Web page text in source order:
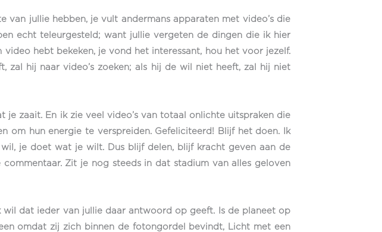
jullie hebben, je vult andermans apparaten met video’s die
echt teleurgesteld; want jullie vergeten de dingen die ik hier
hebt bekeken, je vond het interessant, hou het voor jezelf.
zal hij naar video’s zoeken; als hij de wil niet heeft, zal hij niet
zaait. En ik zie veel video’s van totaal onlichte uitspraken die
om hun energie te verspreiden. Gefeliciteerd! Blijf het doen. Ik
je doet wat je wilt. Dus blijf delen, blijf kracht geven aan de
Zit je nog steeds in dat stadium van alles geloven
dat ieder van jullie daar antwoord op geeft. Is de planeet op
omdat zij zich binnen de fotongordel bevindt, Licht met een